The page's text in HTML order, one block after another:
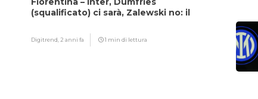
(squalificato) ci sarà, Zalewski no: il
Digitrend,2 anni fa 1 min di lettura